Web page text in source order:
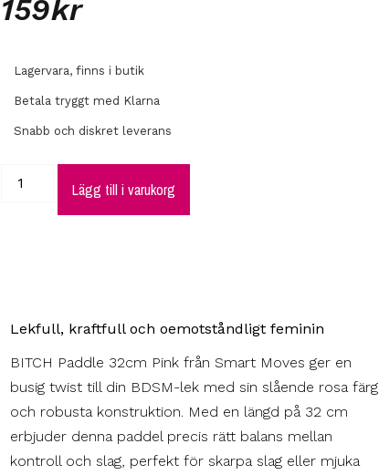
159kr
Lagervara, finns i butik
Betala tryggt med Klarna
Snabb och diskret leverans
Lägg till i varukorg
Lekfull, kraftfull och oemotståndligt feminin
BITCH Paddle 32cm Pink från Smart Moves ger en
busig twist till din BDSM-lek med sin slående rosa färg
och robusta konstruktion. Med en längd på 32 cm
erbjuder denna paddel precis rätt balans mellan
kontroll och slag, perfekt för skarpa slag eller mjuka